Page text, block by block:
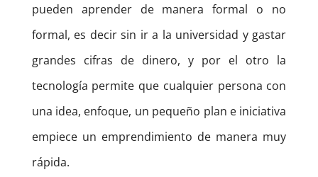
pueden aprender de manera formal o no
formal, es decir sin ir a la universidad y gastar
grandes cifras de dinero, y por el otro la
tecnología permite que cualquier persona con
una idea, enfoque, un pequeño plan e iniciativa
empiece un emprendimiento de manera muy
rápida.